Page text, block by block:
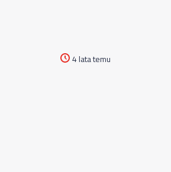
4 lata temu